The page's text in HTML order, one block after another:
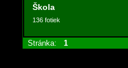
Škola
136 fotiek
Stránka: 1